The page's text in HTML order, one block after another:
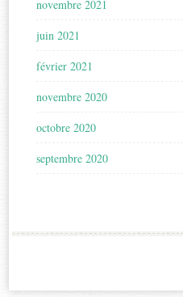
novembre 2021
juin 2021
février 2021
novembre 2020
octobre 2020
septembre 2020